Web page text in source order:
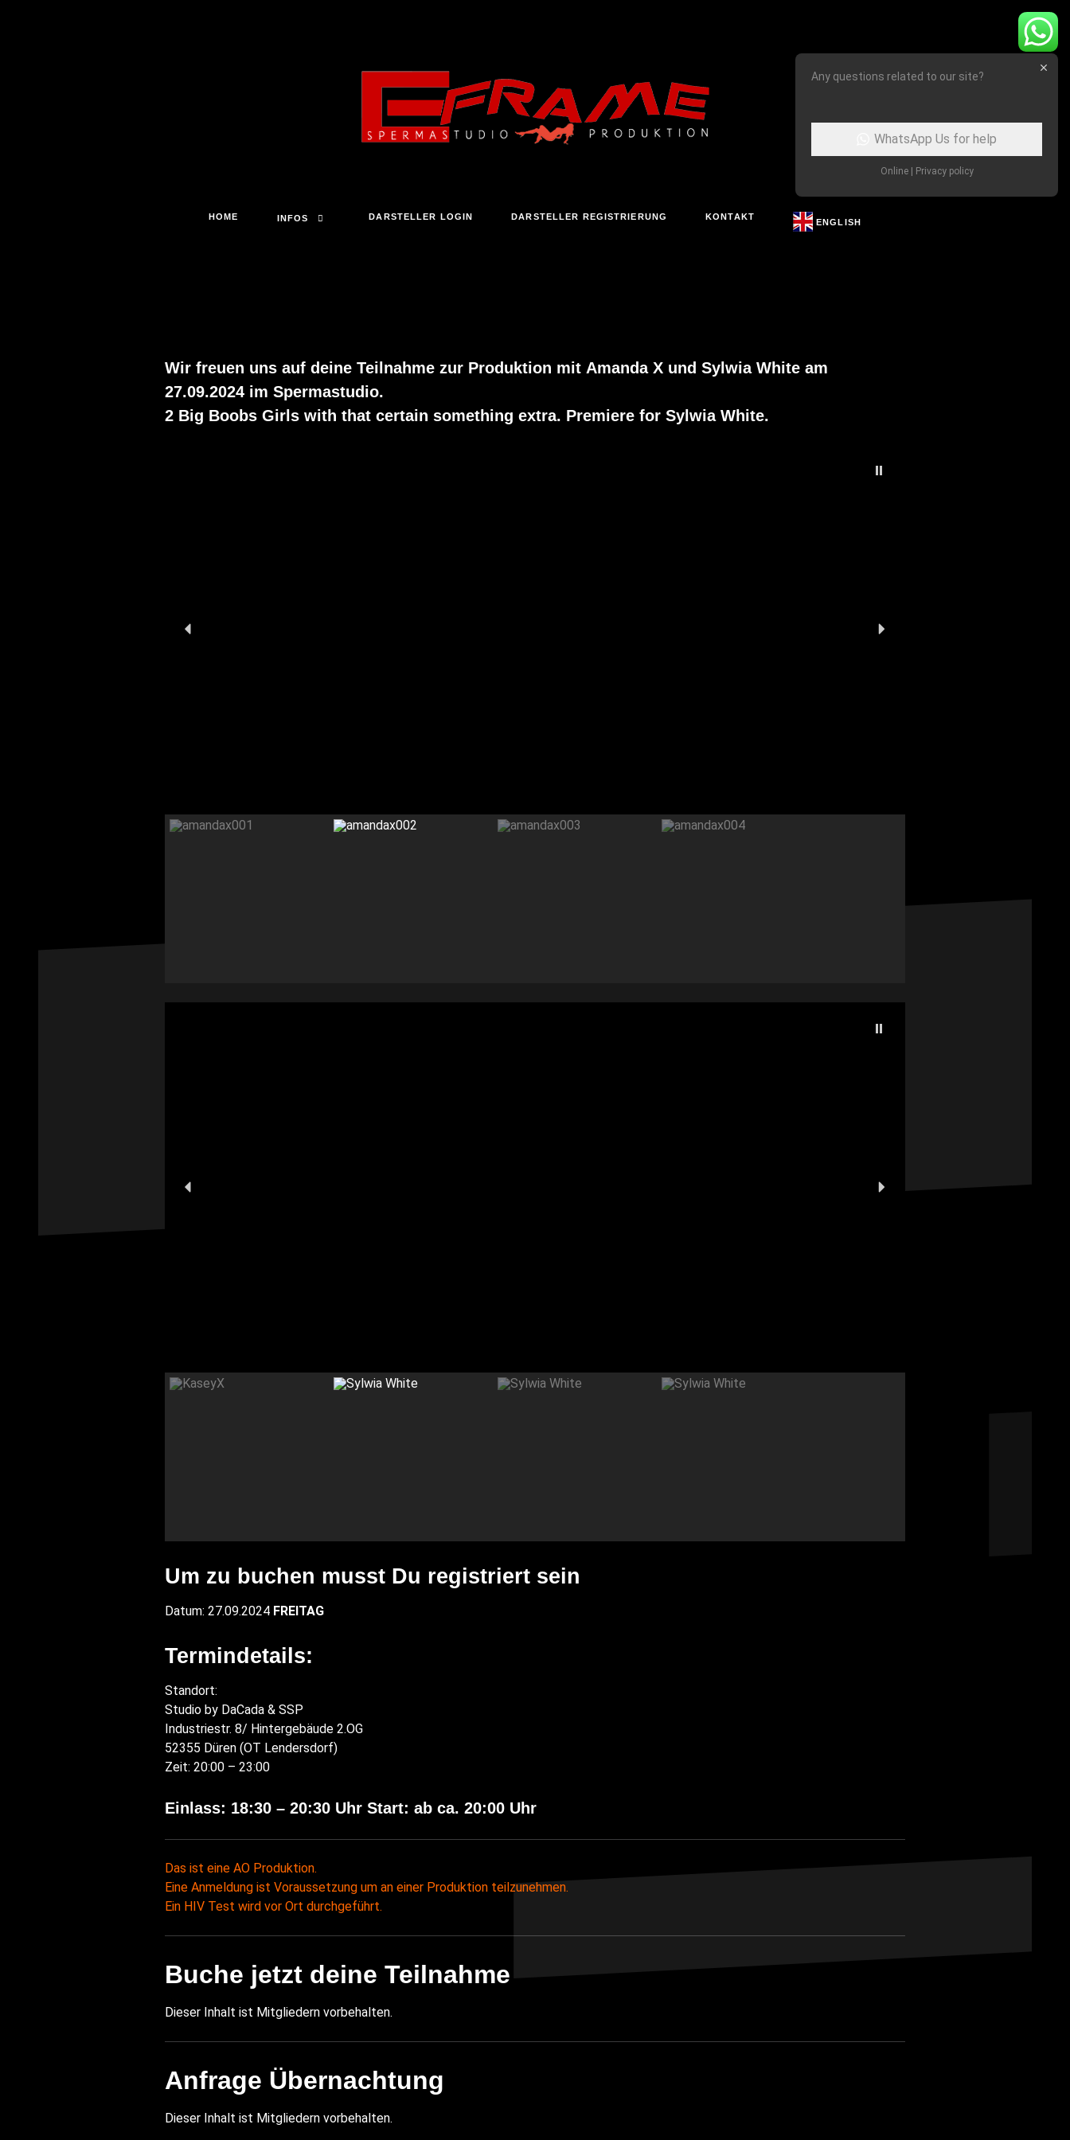
HOME INFOS DARSTELLER LOGIN DARSTELLER REGISTRIERUNG KONTAKT
ENGLISH
Wir freuen uns auf deine Teilnahme zur Produktion mit Amanda X und Sylwia Whiteam
27.09.2024 im Spermastudio.
2 Big Boobs Girls with that certain something extra. Premiere for Sylwia White.
Um zu buchen musst Du registriert sein
Datum: 27.09.2024 FREITAG
Termindetails:
Standort:
Studio by DaCada & SSP
Industriestr. 8/ Hintergebäude 2.OG
52355 Düren (OT Lendersdorf)
Zeit: 20:00 – 23:00
Einlass: 18:30 – 20:30 Uhr Start: ab ca. 20:00 Uhr
Das ist eine AO Produktion.
Eine Anmeldung ist Voraussetzung um an einer Produktion teilzunehmen.
Ein HIV Test wird vor Ort durchgeführt.
Buche jetzt deine Teilnahme
Dieser Inhalt ist Mitgliedern vorbehalten.
Anfrage Übernachtung
Dieser Inhalt ist Mitgliedern vorbehalten.
Any questions related to our site?
WhatsApp Us for help
Online | Privacy policy